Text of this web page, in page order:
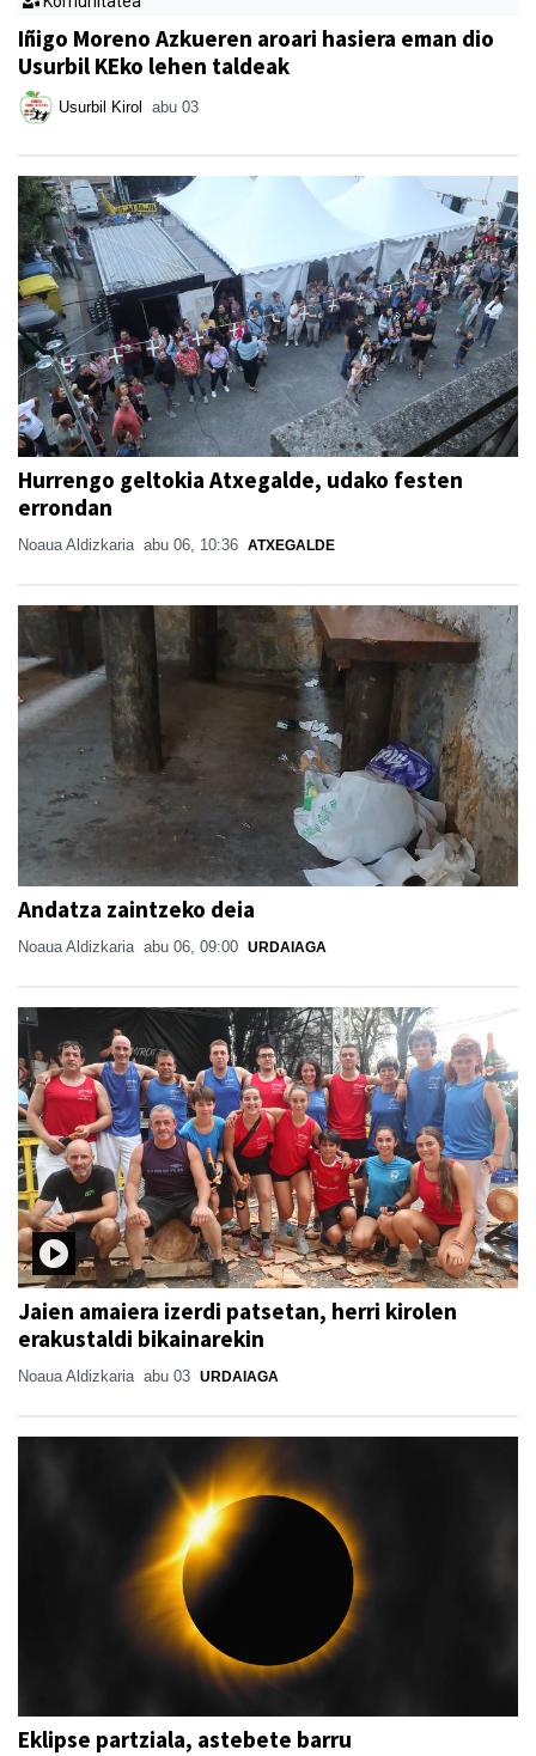
Iñigo Moreno Azkueren aroari hasiera eman dio
Usurbil KEko lehen taldeak
Usurbil Kirol abu 03
Hurrengo geltokia Atxegalde, udako festen
errondan
Noaua Aldizkaria abu 06, 10:36 ATXEGALDE
Andatza zaintzeko deia
Noaua Aldizkaria abu 06, 09:00 URDAIAGA
Jaien amaiera izerdi patsetan, herri kirolen
erakustaldi bikainarekin
Noaua Aldizkaria abu 03 URDAIAGA
Eklipse partziala, astebete barru